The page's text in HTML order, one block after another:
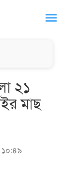
menu
২১
মাছ
১০:৪৯